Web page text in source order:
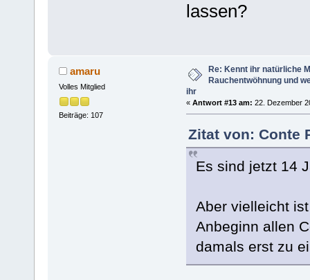
lassen?
amaru
Volles Mitglied
Beiträge: 107
Re: Kennt ihr natürliche
Rauchentwöhnung und
ihr
« Antwort #13 am: 22. Dezember
Zitat von: Conte
Es sind jetzt 14
Aber vielleicht
Anbeginn allen
damals erst zu